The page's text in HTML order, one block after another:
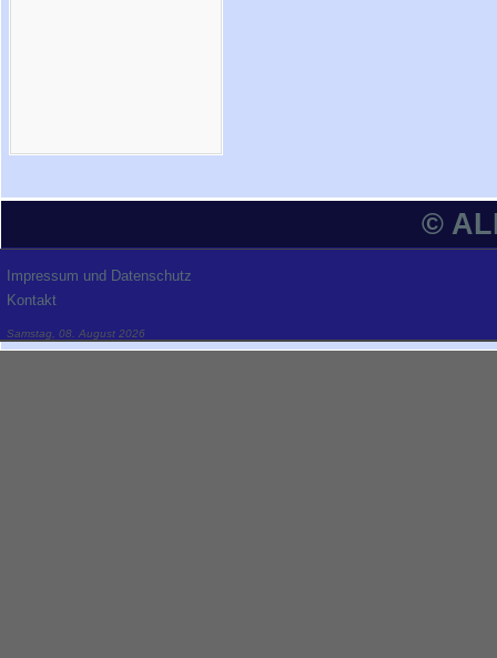
©
Impressum und Datenschutz
Kontakt
Samstag, 08. August 2026